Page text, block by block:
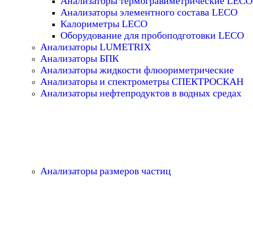
Анализаторы элементного состава LECO
Калориметры LECO
Оборудование для пробоподготовки LECO
Анализаторы LUMETRIX
Анализаторы БПК
Анализаторы жидкости флюориметрические
Анализаторы и спектрометры СПЕКТРОСКАН
Анализаторы нефтепродуктов в водных средах
Анализаторы размеров частиц